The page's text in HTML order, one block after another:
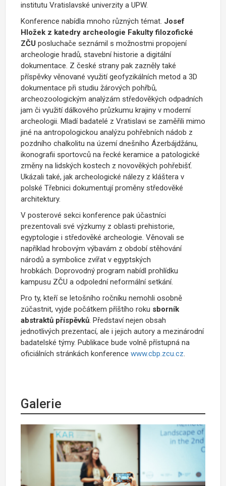
institutu Vratislavské univerzity a UPW.
Konference nabídla mnoho různých témat. Josef
Hložek z katedry archeologie Fakulty filozofické
ZČU posluchače seznámil s možnostmi propojení
archeologie hradů, stavební historie a digitální
dokumentace. Z české strany pak zazněly také
příspěvky věnované využití geofyzikálních metod a 3D
dokumentace při studiu žárových pohřbů,
archeozoologickým analýzám středověkých odpadních
jam či využití dálkového průzkumu krajiny v moderní
archeologii. Mladí badatelé z Vratislavi se zaměřili mimo
jiné na antropologickou analýzu pohřebních nádob z
pozdního chalkolitu na území dnešního Ázerbájdžánu,
ikonografii sportovců na řecké keramice a patologické
změny na lidských kostech z novověkých pohřebišť.
Ukázali také, jak archeologické nálezy z kláštera v
polské Třebnici dokumentují proměny středověké
architektury.
V posterové sekci konference pak účastníci
prezentovali své výzkumy z oblasti prehistorie,
egyptologie i středověké archeologie. Věnovali se
například hrobovým výbavám z období stěhování
národů a symbolice zvířat v egyptských
hrobkách. Doprovodný program nabídl prohlídku
kampusu ZČU a odpolední neformální setkání.
Pro ty, kteří se letošního ročníku nemohli osobně
zúčastnit, vyjde počátkem příštího roku sborník
abstraktů příspěvků. Představí nejen obsah
jednotlivých prezentací, ale i jejich autory a mezinárodní
badatelské týmy. Publikace bude volně přístupná na
oficiálních stránkách konference www.cbp.zcu.cz.
Galerie